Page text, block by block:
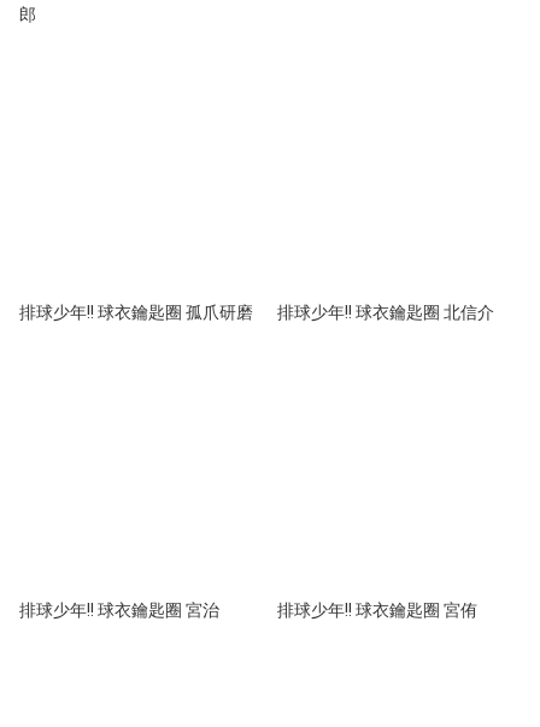
郎
排球少年!! 球衣鑰匙圈 孤爪研磨 排球少年!! 球衣鑰匙圈 北信介
排球少年!! 球衣鑰匙圈 宮治 排球少年!! 球衣鑰匙圈 宮侑